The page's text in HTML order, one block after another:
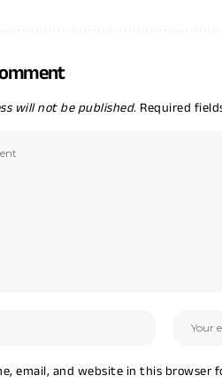
will not be published. Required
email, and website in this browser